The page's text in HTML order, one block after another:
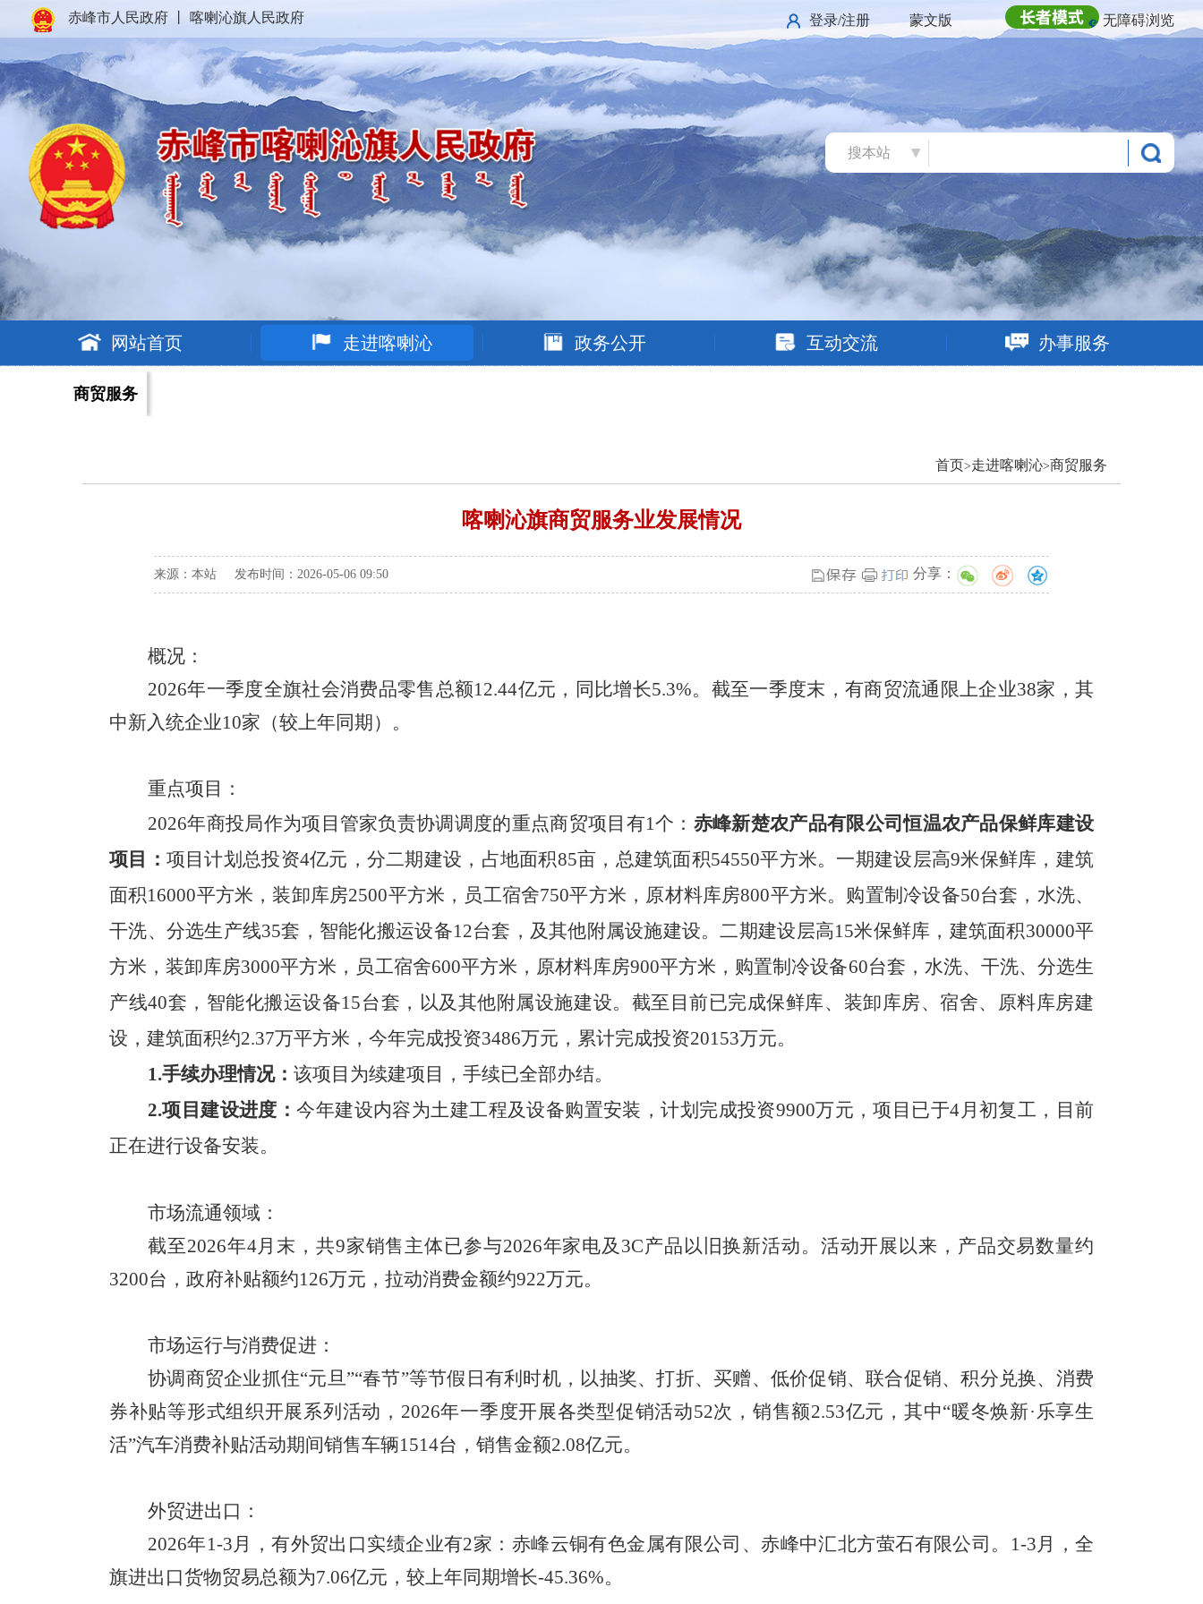
赤峰市人民政府 喀喇沁旗人民政府 登录/注册 蒙文版 无障碍浏览
搜本站
网站首页 走进喀喇沁 政务公开 互动交流 办事服务
商贸服务
首页>走进喀喇沁>商贸服务
喀喇沁旗商贸服务业发展情况
来源：本站 发布时间：2026-05-06 09:50 分享：
概况：
2026年一季度全旗社会消费品零售总额12.44亿元，同比增长5.3%。截至一季度末，有商贸流通限上企业38家，其
中新入统企业10家（较上年同期）。
重点项目：
2026年商投局作为项目管家负责协调调度的重点商贸项目有1个： 赤峰新楚农产品有限公司恒温农产品保鲜库建设
项目
： 项目计划总投资4亿元， 分二期建设，占地面积85亩，总建筑面积54550平方米。一期建设层高9米保鲜库，建筑
面积16000平方米，装卸库房2500平方米，员工宿舍750平方米，原材料库房800平方米。购置制冷设备50台套，水洗、
干洗、分选生产线35套，智能化搬运设备12台套，及其他附属设施建设。二期建设层高15米保鲜库，建筑面积30000平
方米，装卸库房3000平方米，员工宿舍600平方米，原材料库房900平方米，购置制冷设备60台套，水洗、干洗、分选生
产线40套，智能化搬运设备15台套，以及其他附属设施建设。 截至目前已完成保鲜库、装卸库房、宿舍、原料库房建
设，建筑面积约2.37万平方米，今年完成投资3486万元， 累计完成投资20153万元。
1.手续办理情况： 该项目为续建项目，手续已全部办结。
2.项目建设进度：今年建设内容为土建工程及设备购置安装，计划完成投资9900万元，项目已于4月初复工，目前
正在进行设备安装。
市场流通领域：
截至2026年4月末，共9家销售主体已参与2026年家电及 3C产品以旧换新活动。活动开展以来，产品交易数量约
3200台，政府补贴额约126万元，拉动消费金额约922万元。
市场运行与消费促进：
协调商贸企业抓住“元旦”“春节”等节假日有利时机，以抽奖、打折、买赠、低价促销、联合促销、积分兑换、消费
券补贴等形式组织开展系列活动，2026年一季度开展各类型促销活动52次，销售额2.53亿元，其中“暖冬焕新·乐享生
活”汽车消费补贴活动期间销售车辆1514台，销售金额2.08亿元。
外贸进出口：
2026年1-3月，有外贸出口实绩企业有2家：赤峰云铜有色金属有限公司、赤峰中汇北方萤石有限公司。 1-3月，全
旗进出口货物贸易总额为7.06亿元， 较 上年同期增长-45.36%。